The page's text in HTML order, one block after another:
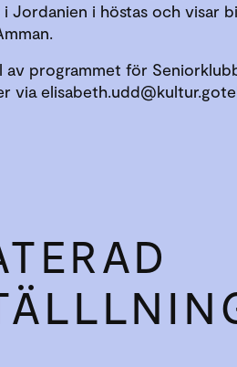
i Jordanien i höstas och visar
av programmet för
via